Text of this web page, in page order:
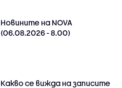
Новините на NOVA
(06.08.2026 - 8.00)
Какво се вижда на записите